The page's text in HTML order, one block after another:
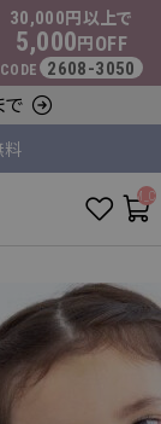
ー
30,000 円以上で
5,000 円 OFF
CODE 2608-3050
で
料
出荷！